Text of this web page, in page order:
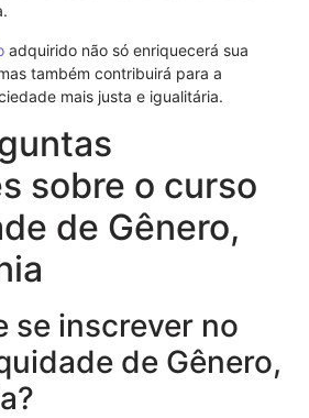
adquirido não só enriquecerá sua
também contribuirá para a
mais justa e igualitária.
sobre o curso
de Gênero,
se inscrever no
de Gênero,